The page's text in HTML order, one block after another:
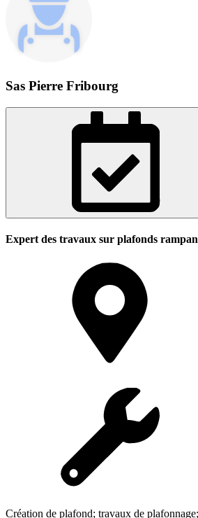
Sas Pierre Fribourg
Expert des travaux sur plafonds
Création de plafond; travaux de